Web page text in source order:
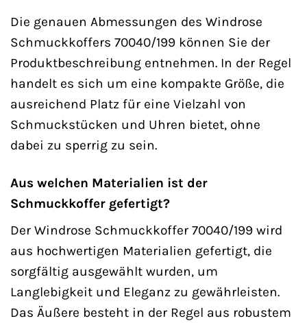
Die genauen Abmessungen des Windrose
Schmuckkoffers 70040/199 können Sie der
Produktbeschreibung entnehmen. In der Regel
handelt es sich um eine kompakte Größe, die
ausreichend Platz für eine Vielzahl von
Schmuckstücken und Uhren bietet, ohne
dabei zu sperrig zu sein.
Aus welchen Materialien ist der
Schmuckkoffer gefertigt?
Der Windrose Schmuckkoffer 70040/199 wird
aus hochwertigen Materialien gefertigt, die
sorgfältig ausgewählt wurden, um
Langlebigkeit und Eleganz zu gewährleisten.
Das Äußere besteht in der Regel aus robustem